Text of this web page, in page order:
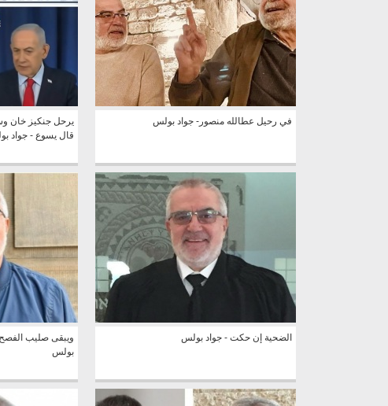
في رحيل عطالله منصور- جواد بولس
يرحل جنكيز خان
قال يسوع - جواد
الضحية إن حكت - جواد بولس
ويبقى صليب
بولس